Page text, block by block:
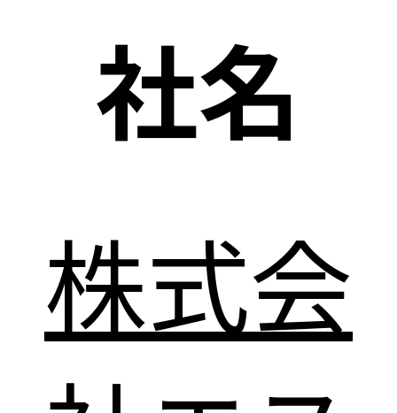
社名
株式会